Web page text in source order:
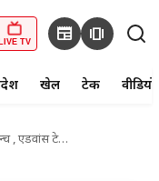
LIVE TV newspaper amp_stories
खेल टेक वीडियो
के साथ लुक आया सामने